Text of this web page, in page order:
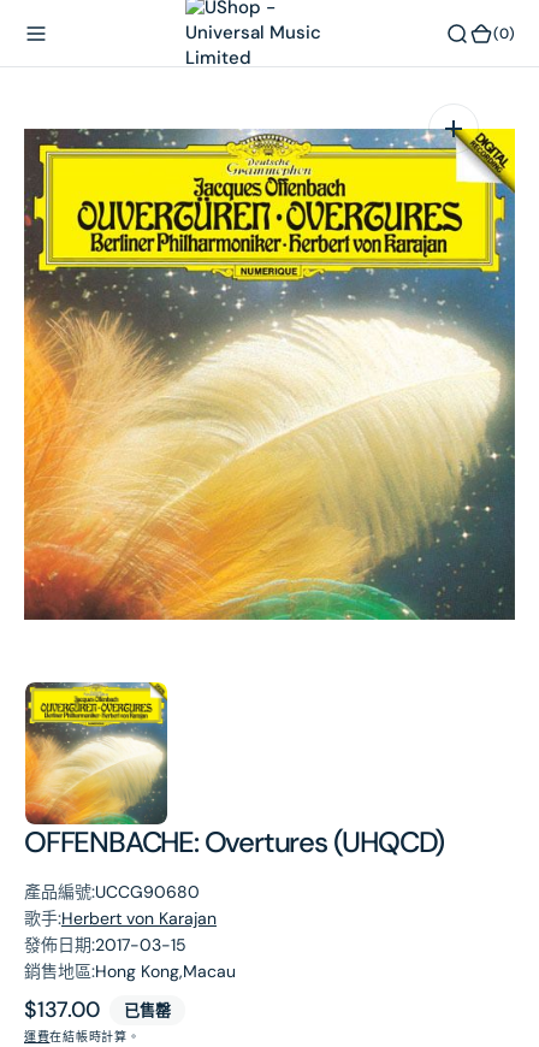
(0)
OFFENBACHE: Overtures (UHQCD)
產品編號:UCCG90680
歌手:Herbert von Karajan
發佈日期:2017-03-15
銷售地區:Hong Kong,Macau
原
$137.00 已售罄
運費在結帳時計算。
在
相
簿
中
開
啟
第
1
張